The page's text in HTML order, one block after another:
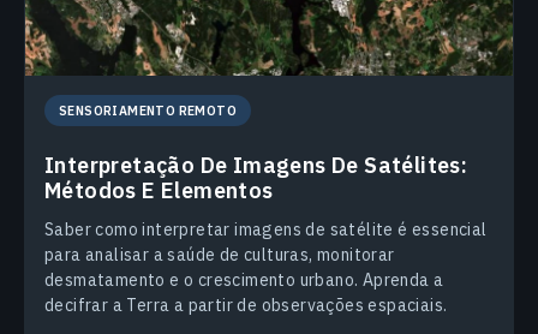
SENSORIAMENTO REMOTO
Interpretação De Imagens De Satélites:
Métodos E Elementos
Saber como interpretar imagens de satélite é essencial
para analisar a saúde de culturas, monitorar
desmatamento e o crescimento urbano. Aprenda a
decifrar a Terra a partir de observações espaciais.